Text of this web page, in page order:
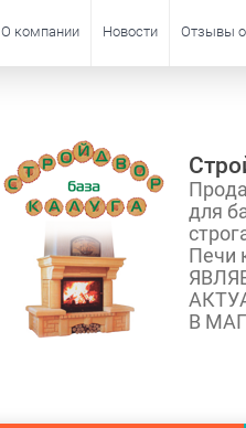
О компании Новости Отзывы о
для
Печи
В